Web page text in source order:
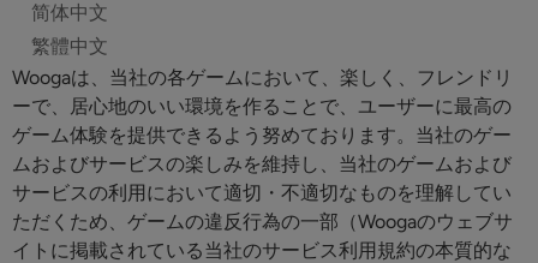
简体中文
繁體中文
Woogaは、当社の各ゲームにおいて、楽しく、フレンドリ
ーで、居心地のいい環境を作ることで、ユーザーに最高の
ゲーム体験を提供できるよう努めております。当社のゲー
ムおよびサービスの楽しみを維持し、当社のゲームおよび
サービスの利用において適切・不適切なものを理解してい
ただくため、ゲームの違反行為の一部（Woogaのウェブサ
イトに掲載されている当社のサービス利用規約の本質的な